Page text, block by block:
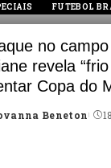
FUTEBOL
no
revela
Copa do
Beneton